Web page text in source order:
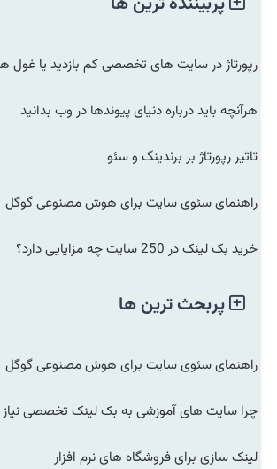
رپورتاژ در سایت های تخصصی کم بازدید یا غول
هرآنچه باید درباره دنیای پیوندها در وب بدانید
تاثیر رپورتاژ بر برندینگ و سئو
راهنمای سئوی سایت برای هوش مصنوعی گوگل
خرید بک لینک در 250 سایت چه مزایایی دارد؟
پربحث ترین ها
راهنمای سئوی سایت برای هوش مصنوعی گوگل
چرا سایت های آموزشی به بک لینک تخصصی نیاز
لینک سازی برای فروشگاه های نرم افزار